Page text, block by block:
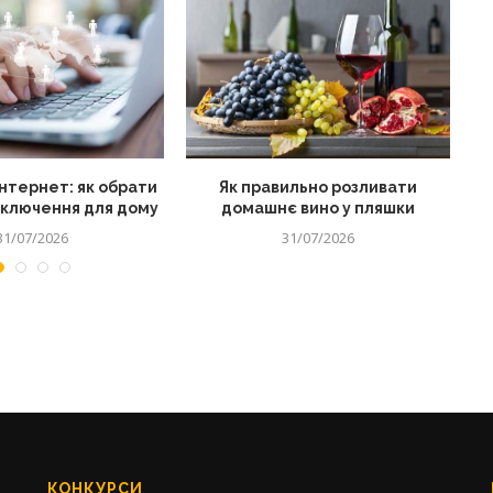
як обрати
для дому
07/2026
Як правильно розливати
домашнє вино у пляшки
31/07/2026
КОНКУРСИ